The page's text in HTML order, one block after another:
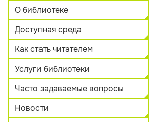
О библиотеке
Доступная среда
Как стать читателем
Услуги библиотеки
Часто задаваемые вопросы
Новости